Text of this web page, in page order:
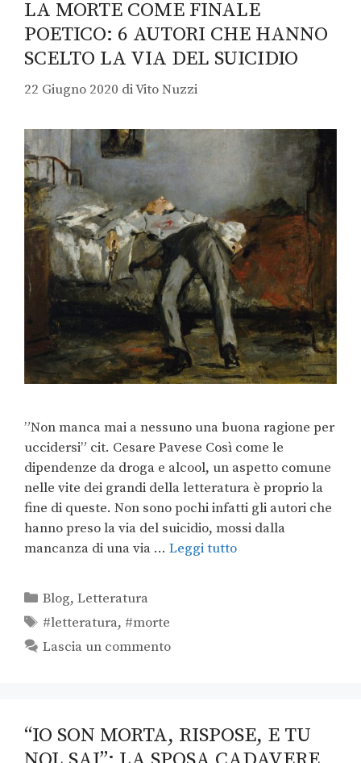
LA MORTE COME FINALE
POETICO: 6 AUTORI CHE HANNO
SCELTO LA VIA DEL SUICIDIO
22 Giugno 2020 diVito Nuzzi
”Non manca mai a nessuno una buona ragione per
uccidersi” cit. Cesare Pavese Così come le
dipendenze da droga e alcool, un aspetto comune
nelle vite dei grandi della letteratura è proprio la
fine di queste. Non sono pochi infatti gli autori che
hanno preso la via del suicidio, mossi dalla
mancanza di una via … Leggi tutto
Blog,Letteratura
#letteratura, #morte
Lascia un commento
“IO SON MORTA, RISPOSE, E TU